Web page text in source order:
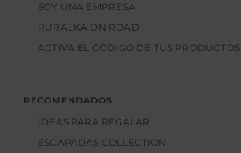
SOY UNA EMPRESA
RURALKA ON ROAD
ACTIVA EL CÓDIGO DE TUS PRODUCTOS
RECOMENDADOS
IDEAS PARA REGALAR
ESCAPADAS COLLECTION